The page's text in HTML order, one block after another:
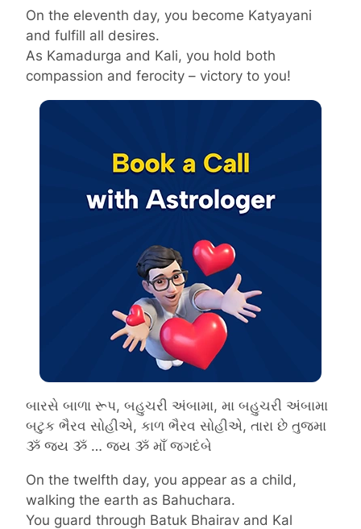
On the eleventh day, you become Katyayani
and fulfill all desires.
As Kamadurga and Kali, you hold both
compassion and ferocity – victory to you!
બારસે બાળા રૂપ, બહુચરી અંબામા, મા બહુચરી અંબામા
બટુક ભૈરવ સોહીએ, કાળ ભૈરવ સોહીએ, તારા છે તુજમા
ૐ જય ૐ … જય ૐ માઁ જગદંબે
On the twelfth day, you appear as a child,
walking the earth as Bahuchara.
You guard through Batuk Bhairav and Kal